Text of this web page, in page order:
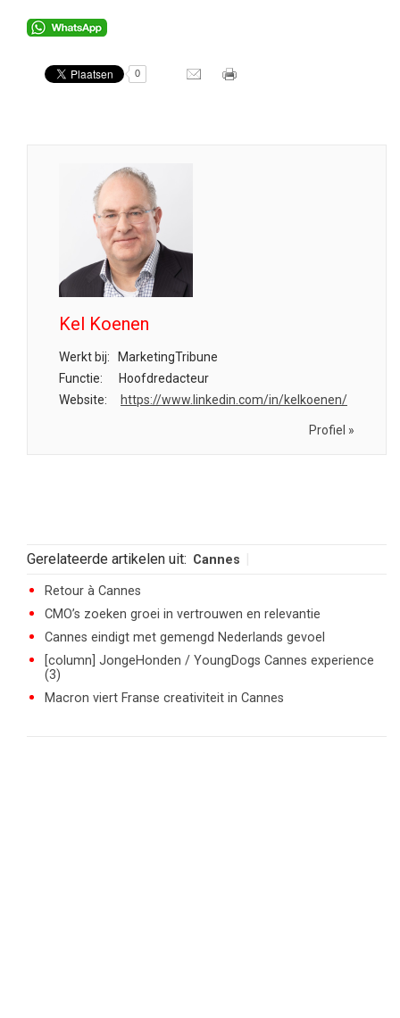
0
Kel Koenen
Werkt bij:
MarketingTribune
Functie:
Hoofdredacteur
Website:
https://www.linkedin.com/in/kelkoenen/
Profiel »
Gerelateerde artikelen uit: Cannes
Retour à Cannes
CMO’s zoeken groei in vertrouwen en relevantie
Cannes eindigt met gemengd Nederlands gevoel
[column] JongeHonden / YoungDogs Cannes experience
(3)
Macron viert Franse creativiteit in Cannes